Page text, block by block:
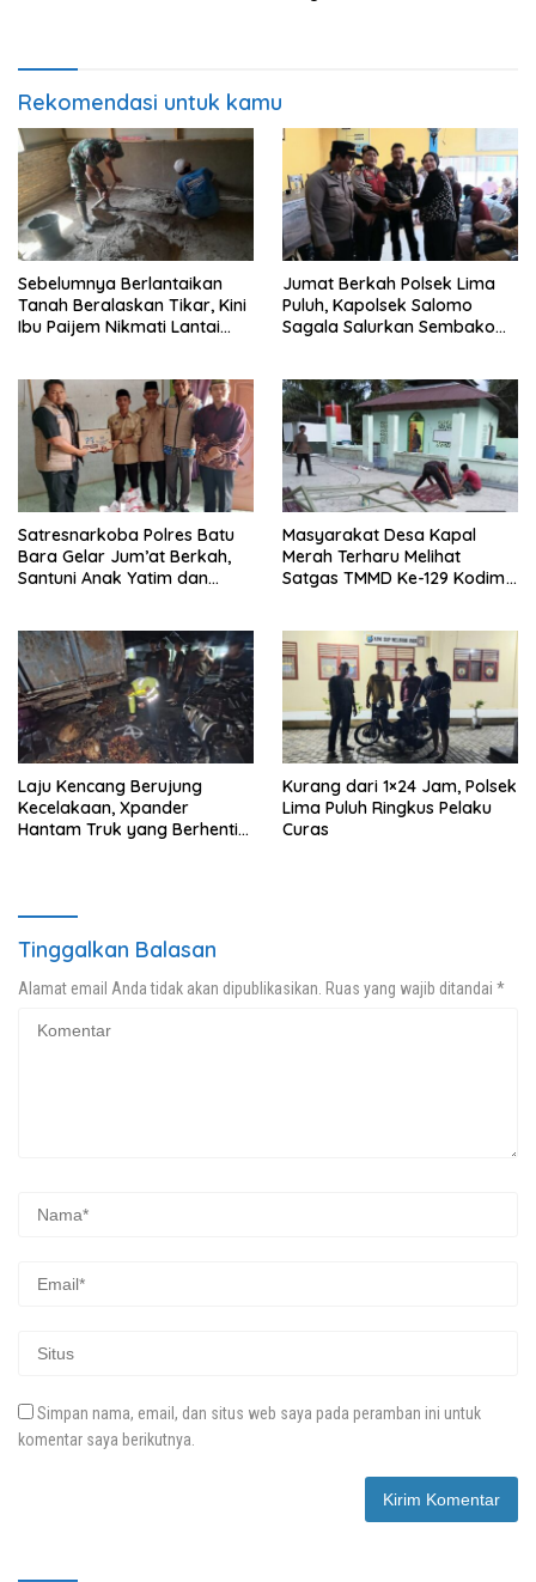
Rekomendasi untuk kamu
Sebelumnya Berlantaikan
Tanah Beralaskan Tikar, Kini
Ibu Paijem Nikmati Lantai
0208/Asahan
Jumat Berkah Polsek Lima
Puluh, Kapolsek Salomo
Sagala Salurkan Sembako
Satresnarkoba Polres Batu
Bara Gelar Jum’at Berkah,
Santuni Anak Yatim dan
Masyarakat Desa Kapal
Merah Terharu Melihat
Satgas TMMD Ke-129 Kodim
Mushollah Al Maghribi
Laju Kencang Berujung
Kecelakaan, Xpander
Hantam Truk yang Berhenti
Kurang dari 1×24 Jam, Polsek
Lima Puluh Ringkus Pelaku
Curas
Tinggalkan Balasan
Alamat email Anda tidak akan dipublikasikan. Ruas yang wajib ditandai *
Simpan nama, email, dan situs web saya pada peramban ini untuk
komentar saya berikutnya.